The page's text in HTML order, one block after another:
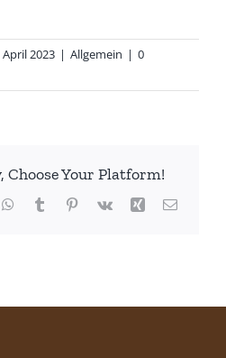
April 2023 | Allgemein | 0
Choose Your Platform!
WhatsApp
TumblrPinterest
Vk Xing E-